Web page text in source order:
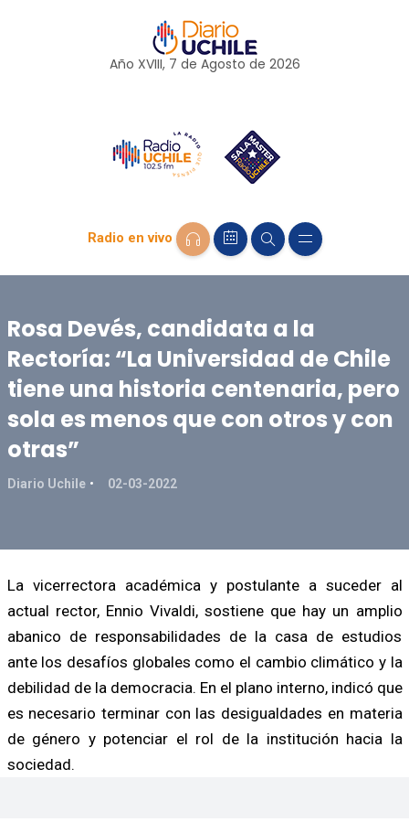
Año XVIII, 7 de Agosto de 2026
Radio en vivo
Rosa Devés, candidata a la
Rectoría: “La Universidad de Chile
tiene una historia centenaria, pero
sola es menos que con otros y con
otras”
Diario Uchile 02-03-2022
La vicerrectora académica y postulante a suceder al
actual rector, Ennio Vivaldi, sostiene que hay un amplio
abanico de responsabilidades de la casa de estudios
ante los desafíos globales como el cambio climático y la
debilidad de la democracia. En el plano interno, indicó que
es necesario terminar con las desigualdades en materia
de género y potenciar el rol de la institución hacia la
sociedad.